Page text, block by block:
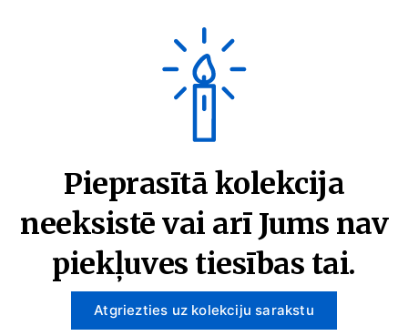
Pieprasītā kolekcija
neeksistē vai arī Jums nav
piekļuves tiesības tai.
Atgriezties uz kolekciju sarakstu